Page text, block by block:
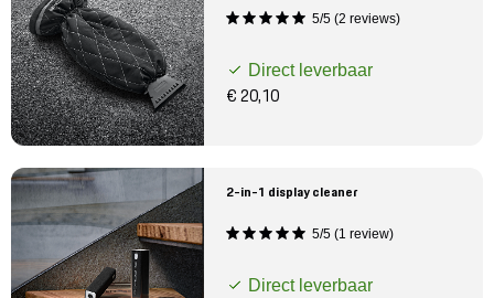
5/5 (2 reviews)
Direct leverbaar
€ 20,10
2-in-1 display cleaner
5/5 (1 review)
Direct leverbaar